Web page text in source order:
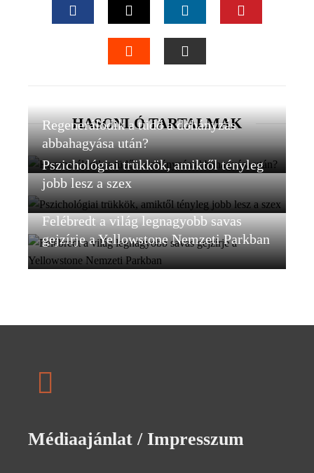
FACEBOOKTWITTERLINKEDIN
HASONLÓ TARTALMAK
Regenerálódik a tüdő a dohányzás
abbahagyása után?
Pszichológiai trükkök, amiktől tényleg
jobb lesz a szex
Felébredt a világ legnagyobb savas
gejzírje a Yellowstone Nemzeti Parkban
Médiaajánlat / Impresszum